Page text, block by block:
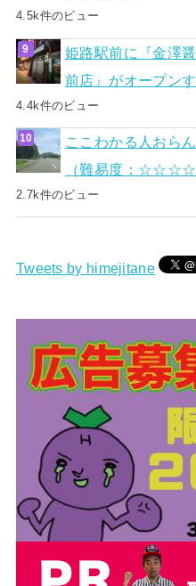
4.5k件のビュー
姫路駅前に『金澤
前店』がオープンす
4.4k件のビュー
ここわかる人おら
（難易度：
2.7k件のビュー
Tweets by himejitane